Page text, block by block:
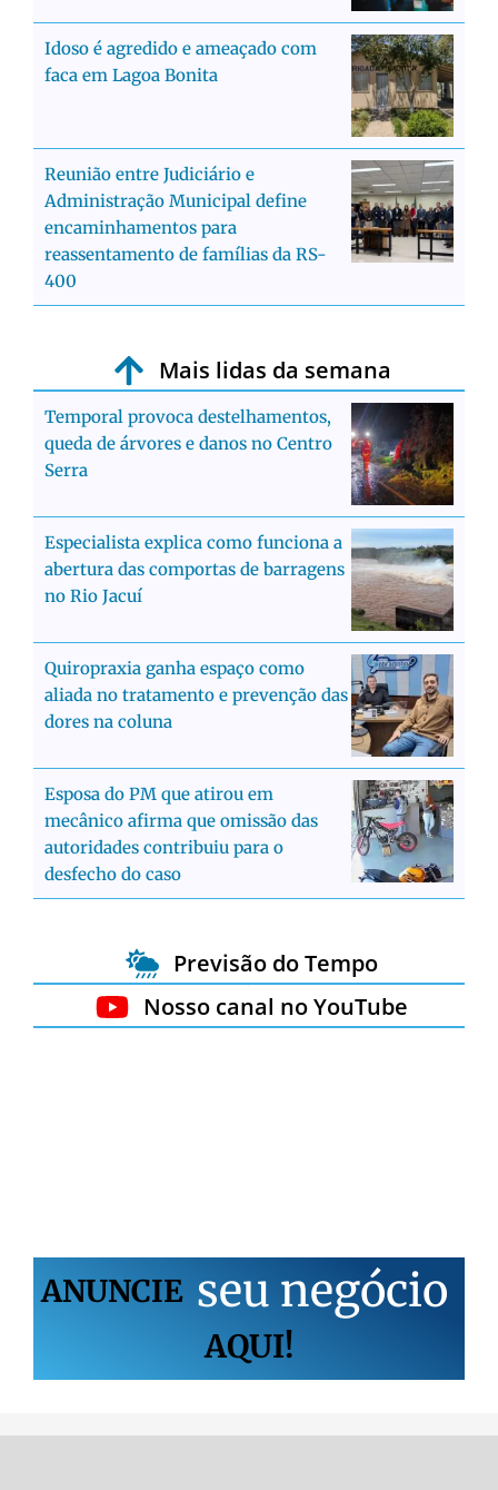
Idoso é agredido e ameaçado com
faca em Lagoa Bonita
Reunião entre Judiciário e
Administração Municipal define
encaminhamentos para
reassentamento de famílias da RS-
400
Mais lidas da semana
Temporal provoca destelhamentos,
queda de árvores e danos no Centro
Serra
Especialista explica como funciona a
abertura das comportas de barragens
no Rio Jacuí
Quiropraxia ganha espaço como
aliada no tratamento e prevenção das
dores na coluna
Esposa do PM que atirou em
mecânico afirma que omissão das
autoridades contribuiu para o
desfecho do caso
Previsão do Tempo
Nosso canal no YouTube
ANUNCIE seu negócio
AQUI!